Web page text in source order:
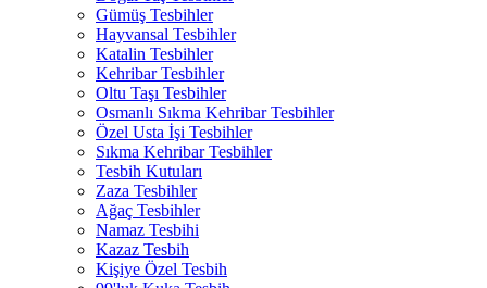
Gümüş Tesbihler
Hayvansal Tesbihler
Katalin Tesbihler
Kehribar Tesbihler
Oltu Taşı Tesbihler
Osmanlı Sıkma Kehribar Tesbihler
Özel Usta İşi Tesbihler
Sıkma Kehribar Tesbihler
Tesbih Kutuları
Zaza Tesbihler
Ağaç Tesbihler
Namaz Tesbihi
Kazaz Tesbih
Kişiye Özel Tesbih